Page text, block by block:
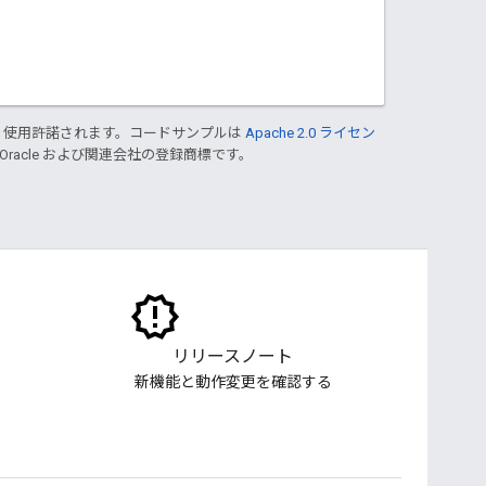
用許諾されます。コードサンプルは Apache 2.0 ライセン
および関連会社の登録商標です。
リリースノート
新機能と動作変更を確認する